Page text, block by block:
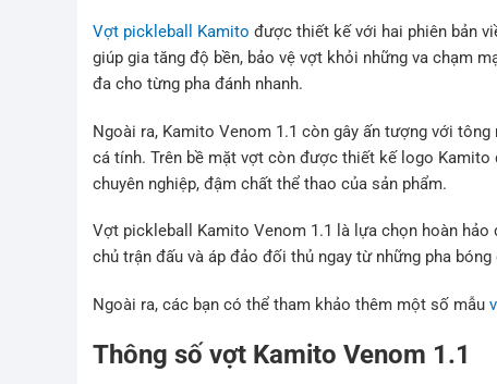
Vợt pickleball Kamito được thiết kế với hai phiên bản
giúp gia tăng độ bền, bảo vệ vợt khỏi những va chạm
đa cho từng pha đánh nhanh.
Ngoài ra, Kamito Venom 1.1 còn gây ấn tượng với
cá tính. Trên bề mặt vợt còn được thiết kế logo
chuyên nghiệp, đậm chất thể thao của sản phẩm.
Vợt pickleball Kamito Venom 1.1 là lựa chọn hoàn
chủ trận đấu và áp đảo đối thủ ngay từ những pha bóng
Ngoài ra, các bạn có thể tham khảo thêm một số mẫu
Thông số vợt Kamito Venom 1.1